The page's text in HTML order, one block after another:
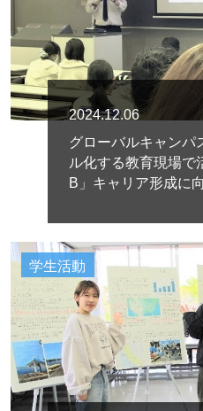
2024.12.06
グローバルキャンパ
ル化する教育現場で
B」キャリア形成に
学生活動